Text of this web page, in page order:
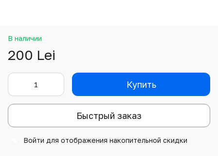
В наличии
200 Lei
Купить
Быстрый заказ
Войти для отображения накопительной скидки